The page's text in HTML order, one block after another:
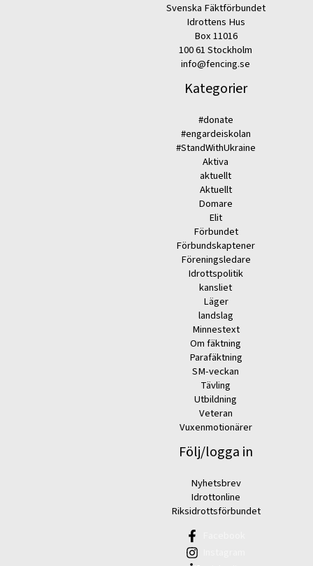
Svenska Fäktförbundet
Idrottens Hus
Box 11016
100 61 Stockholm
info@fencing.se
Kategorier
#donate
#engardeiskolan
#StandWithUkraine
Aktiva
aktuellt
Aktuellt
Domare
Elit
Förbundet
Förbundskaptener
Föreningsledare
Idrottspolitik
kansliet
Läger
landslag
Minnestext
Om fäktning
Parafäktning
SM-veckan
Tävling
Utbildning
Veteran
Vuxenmotionärer
Följ/logga in
Nyhetsbrev
Idrottonline
Riksidrottsförbundet